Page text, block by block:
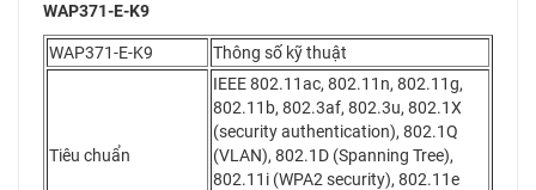
WAP371-E-K9
WAP371-E-K9 Thông số kỹ thuật
Tiêu chuẩn
IEEE 802.11ac, 802.11n, 802.11g,
802.11b, 802.3af, 802.3u, 802.1X
(security authentication), 802.1Q
(VLAN), 802.1D (Spanning Tree),
802.11i (WPA2 security), 802.11e